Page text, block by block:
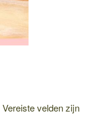
Vereiste velden zijn